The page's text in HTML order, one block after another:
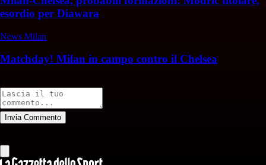
esordio per Diawara
News Milan
Matchday! Milan in campo contro il Chelsea
Invia Commento